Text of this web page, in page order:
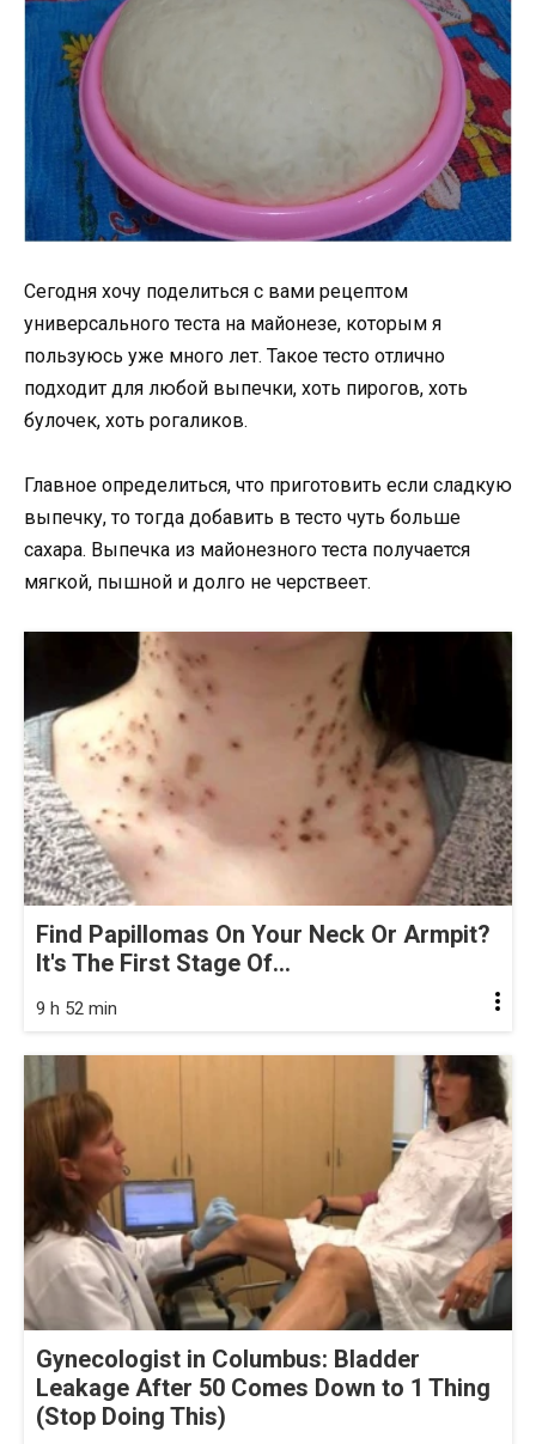
Сегодня хочу поделиться с вами рецептом
универсального теста на майонезе, которым я
пользуюсь уже много лет. Такое тесто отлично
подходит для любой выпечки, хоть пирогов, хоть
булочек, хоть рогаликов.
Главное определиться, что приготовить если сладкую
выпечку, то тогда добавить в тесто чуть больше
сахара. Выпечка из майонезного теста получается
мягкой, пышной и долго не черствеет.
Find Papillomas On Your Neck Or Armpit?
It's The First Stage Of...
9 h 52 min
Gynecologist in Columbus: Bladder
Leakage After 50 Comes Down to 1 Thing
(Stop Doing This)